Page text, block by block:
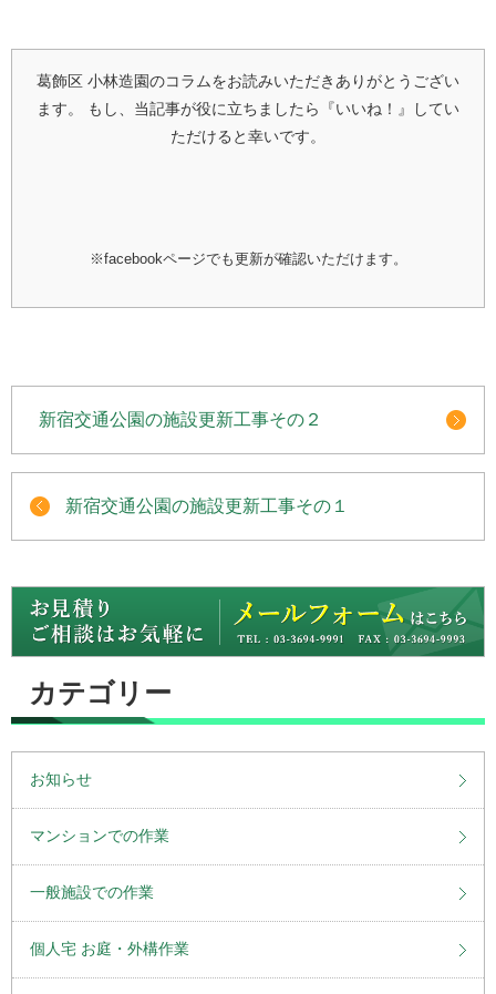
葛飾区 小林造園のコラムをお読みいただきありがとうござい
ます。
もし、当記事が役に立ちましたら『いいね！』してい
ただけると幸いです。
※facebookページでも更新が確認いただけます。
新宿交通公園の施設更新工事その２
新宿交通公園の施設更新工事その１
カテゴリー
お知らせ
マンションでの作業
一般施設での作業
個人宅 お庭・外構作業